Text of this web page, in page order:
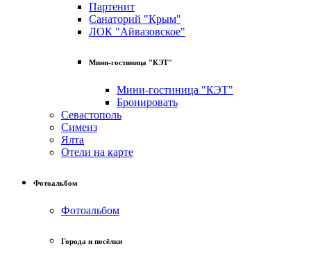
Партенит
Санаторий "Крым"
ЛОК "Айвазовское"
Мини-гостиница "КЭТ"
Мини-гостиница "КЭТ"
Бронировать
Севастополь
Симеиз
Ялта
Отели на карте
Фотоальбом
Фотоальбом
Города и посёлки